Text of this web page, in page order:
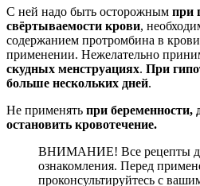
С ней надо быть осторожным при
свёртываемости крови,
содержанием протромбина в
применении. Нежелательно
скудных менструациях. При
больше нескольких дней.
Не применять при беременности,
остановить кровотечение.
ВНИМАНИЕ! Все рецепты
ознакомления. Перед
проконсультируйтесь с